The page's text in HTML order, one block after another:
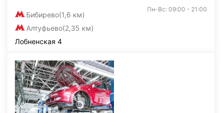
Бибирево(1,6 км)
Алтуфьево(2,35 км)
Пн-Вс: 09:00 - 21:00
Лобненская 4